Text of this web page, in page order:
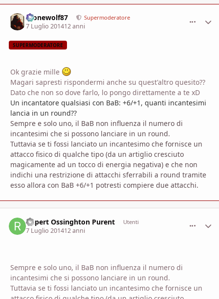
Alonewolf87 Supermoderatore
7 Luglio 201412 anni
SUPERMODERATORE
Ok grazie mille
Magari sapresti rispondermi anche su quest'altro quesito??
Dato che non so dove farlo, lo pongo direttamente a te xD
Un incantatore qualsiasi con BaB: +6/+1, quanti incantesimi
lancia in un round??
Sempre e solo uno, il BaB non influenza il numero di
incantesimi che si possono lanciare in un round.
Tuttavia se ti fossi lanciato un incantesimo che fornisce un
attacco fisico di qualche tipo (da un artiglio cresciuto
magicamente ad un tocco di energia negativa) e che non
indichi una restrizione di attacchi sferrabili a round tramite
esso allora con BaB +6/+1 potresti compiere due attacchi.
Rupert Ossinghton Purent Utenti
7 Luglio 201412 anni
Sempre e solo uno, il BaB non influenza il numero di
incantesimi che si possono lanciare in un round.
Tuttavia se ti fossi lanciato un incantesimo che fornisce un